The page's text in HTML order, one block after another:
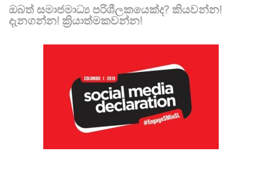
ඔබත් සමාජමාධ්‍ය පරිශීලකයෙක්ද? කියවන්න!
දැනගන්න! ක්‍රියාත්මකවන්න!